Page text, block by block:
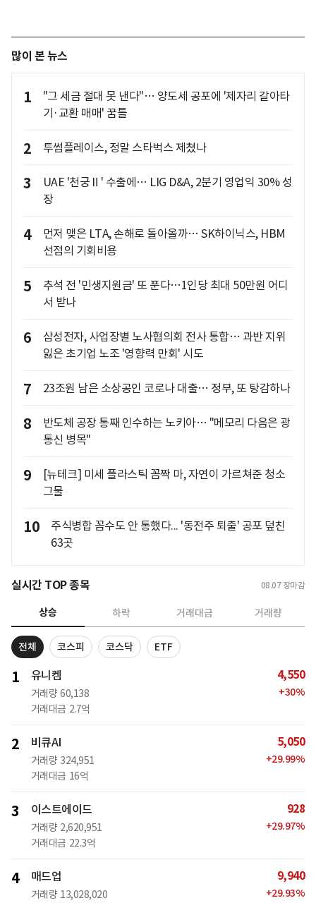
많이 본 뉴스
1
"그 세금 절대 못 낸다"… 양도세 공포에 '제자리 갈아타
기·교환 매매' 꿈틀
2 투썸플레이스, 정말 스타벅스 제쳤나
3
UAE '천궁Ⅱ' 수출에… LIG D&A, 2분기 영업익 30% 성
장
4
먼저 맺은 LTA, 손해로 돌아올까… SK하이닉스, HBM
선점의 기회비용
5
추석 전 '민생지원금' 또 푼다…1인당 최대 50만원 어디
서 받나
6
삼성전자, 사업장별 노사협의회 전사 통합… 과반 지위
잃은 초기업 노조 '영향력 만회' 시도
7 23조원 남은 소상공인 코로나 대출… 정부, 또 탕감하나
8
반도체 공장 통째 인수하는 노키아… "메모리 다음은 광
통신 병목"
9
[뉴테크] 미세 플라스틱 꼼짝 마, 자연이 가르쳐준 청소
그물
10
주식병합 꼼수도 안 통했다... '동전주 퇴출' 공포 덮친
63곳
실시간 TOP 종목 08.07 장마감
상승 하락 거래대금 거래량
전체 코스피 코스닥 ETF
1 유니켐
거래량 60,138
거래대금 2.7억
4,550
+30%
2 비큐AI
거래량 324,951
거래대금 16억
5,050
+29.99%
3 이스트에이드
거래량 2,620,951
거래대금 22.3억
928
+29.97%
4 매드업
거래량 13,028,020
9,940
+29.93%